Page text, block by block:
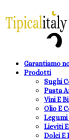
Garantiamo
Prodotti
Sughi
Pasta
Vini E
Olio E
Legumi
Lieviti
Dolci E